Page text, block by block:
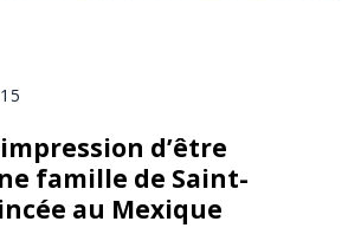
d’être
famille de Saint-
au Mexique